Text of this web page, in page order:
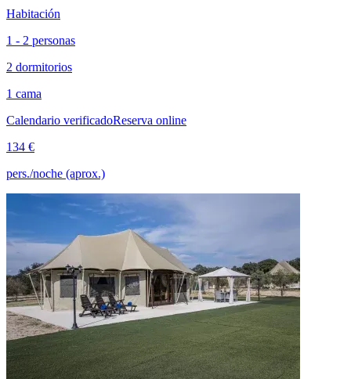
Habitación
1 - 2 personas
2 dormitorios
1 cama
Calendario verificadoReserva online
134 €
pers./noche (aprox.)